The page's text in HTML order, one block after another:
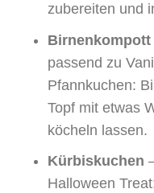
zubereiten und
Birnenkompott
passend zu
Pfannkuchen:
Topf mit etwas
köcheln lassen.
Kürbiskuchen
Halloween